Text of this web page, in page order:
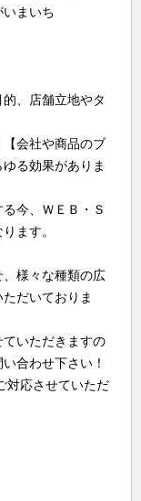
いまいち
、店舗立地やタ
【会社や商品のブ
る効果がありま
今、ＷＥＢ・Ｓ
ます。
様々な種類の広
だいておりま
いただきますの
合わせ下さい！
対応させていただ